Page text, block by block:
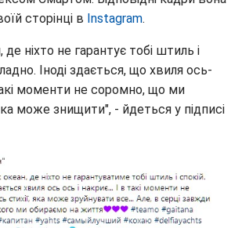
сторінці в Instagram.
ніхто не гарантує тобі штиль і
Іноді здається, що хвиля ось-
моменти не соромно, що ми
може знищити", - йдеться у підписі